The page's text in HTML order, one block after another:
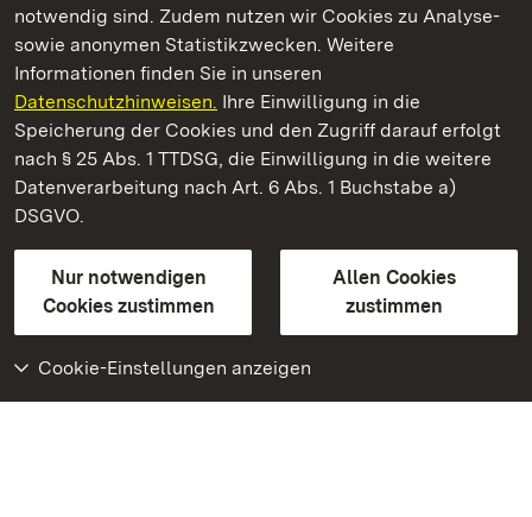
notwendig sind. Zudem nutzen wir Cookies zu Analyse-
sowie anonymen Statistikzwecken. Weitere
Informationen finden Sie in unseren
Datenschutzhinweisen. Ihre Einwilligung in die
Speicherung der Cookies und den Zugriff darauf erfolgt
nach § 25 Abs. 1 TTDSG, die Einwilligung in die weitere
Datenverarbeitung nach Art. 6 Abs. 1 Buchstabe a)
DSGVO.
Nur notwendigen
Cookies zustimmen
Allen Cookies
zustimmen
Cookie-Einstellungen anzeigen
Residenzschloss Ludwigsburg
Staatliche Schlösser und Gärten Baden-Württemberg
Kontakt
GebärdenspracheLeichte Sprache
Erklärung zur Barrierefreiheit
BITV-konform (geprüfte Seiten)
Weiteres